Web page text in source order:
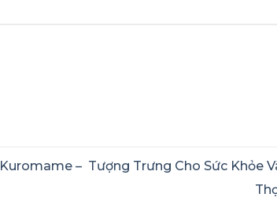
Kuromame – Tượng Trưng Cho Sức Khỏe